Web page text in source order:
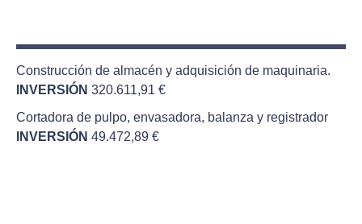
Construcción de almacén y adquisición de maquinaria.
INVERSIÓN 320.611,91 €
Cortadora de pulpo, envasadora, balanza y registrador
INVERSIÓN 49.472,89 €